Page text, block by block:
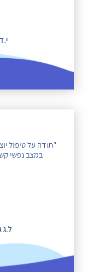
"תודה על טיפול
במצב נפשי
ל.ג